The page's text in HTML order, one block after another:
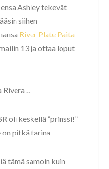
Ashley tekevät
siihen
River Plate Paita
13 ja ottaa loput
Rivera …
oli keskellä ”prinssi!”
on pitkä tarina.
tämä samoin kuin